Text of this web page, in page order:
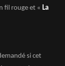
fil rouge et « La
si cet